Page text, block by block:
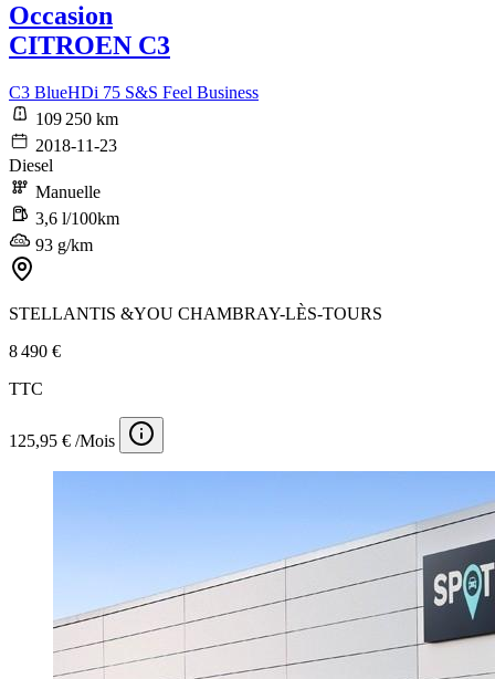
Occasion
CITROEN C3
C3 BlueHDi 75 S&S Feel Business
109 250 km
2018-11-23
Diesel
Manuelle
3,6 l/100km
93 g/km
STELLANTIS &YOU CHAMBRAY-LÈS-TOURS
8 490 €
TTC
125,95 € /Mois